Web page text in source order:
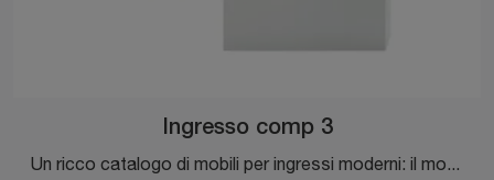
Ingresso comp 3
Un ricco catalogo di mobili per ingressi moderni: il modello Ingresso comp 3 Tomasella in laccato opaco ti sta aspettando per ultimare l'arredo.